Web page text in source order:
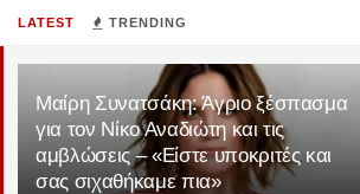
LATEST TRENDING
Μαίρη Συνατσάκη: Άγριο ξέσπασμα
για τον Νίκο Αναδιώτη και τις
αμβλώσεις – «Είστε υποκριτές και
σας σιχαθήκαμε πια»